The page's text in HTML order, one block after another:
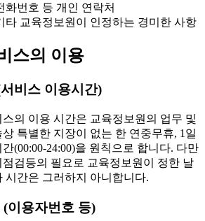
번호 등 개인 연락처
교육정보원이 인정하는 경미한 사항
스의 이용
비스 이용시간)
스의 이용 시간은 교육정보원의 업무 및
상 특별한 지장이 없는 한 연중무휴, 1일
간(00:00-24:00)을 원칙으로 합니다. 다만
점검등의 필요로 교육정보원이 정한 날
시간은 그러하지 아니합니다.
(이용자번호 등)